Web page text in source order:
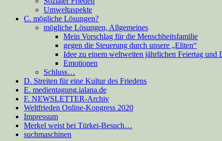
Umweltaspekte
C. mögliche Lösungen?
mögliche Lösungen, Allgemeines
Mein Vorschlag für die Menschheitsfamilie
gegen die Steuerung durch unsere „Eliten“
Idee zu einem weltweiten jährlichen Feiertag und
Emotionen
Schluss…
D. Streiten für eine Kultur des Friedens
E. medientagung.ialana.de
F. NEWSLETTER-Archiv
Weltfrieden Online-Kongress 2020
Impressum
Merkel weist bei Türkei-Besuch…
suchmaschinen